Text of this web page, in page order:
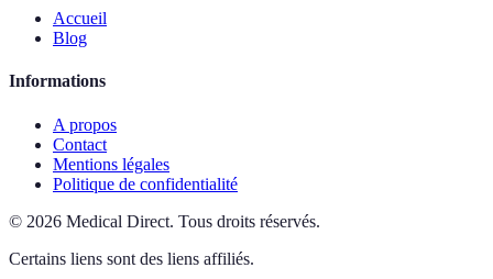
Accueil
Blog
Informations
A propos
Contact
Mentions légales
Politique de confidentialité
© 2026 Medical Direct. Tous droits réservés.
Certains liens sont des liens affiliés.